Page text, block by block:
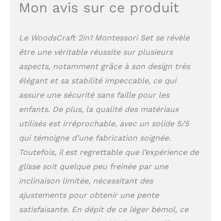
des enfants et favorise
émotionnelles grâce à
des jeux créatifs et
interactifs. 𝐅𝐚𝐛𝐫𝐢𝐪𝐮𝐞 𝐚 𝐥𝐚
𝐦𝐚𝐢𝐧 𝐚𝐯𝐞𝐜 𝐚𝐦𝐨𝐮𝐫 𝐞𝐭 𝐬𝐨𝐢𝐧:
Chaque set Montessori
d'intérieur est fabriqué
avec soin dans notre
Pologne, où des
artisans expérimentés
CNC de précision et des
techniques de travail
manuel pour créer un
d'une durabilité
exceptionnelles. Chaque
pièce est fabriquée à la
Mon avis sur ce produit
Le WoodsCraft 2in1 Montessori Set se révèle
être une véritable réussite sur plusieurs
aspects, notamment grâce à son design très
élégant et sa stabilité impeccable, ce qui
assure une sécurité sans faille pour les
enfants. De plus, la qualité des matériaux
utilisés est irréprochable, avec un solide 5/5
qui témoigne d’une fabrication soignée.
Toutefois, il est regrettable que l’expérience de
glisse soit quelque peu freinée par une
inclinaison limitée, nécessitant des
ajustements pour obtenir une pente
satisfaisante. En dépit de ce léger bémol, ce